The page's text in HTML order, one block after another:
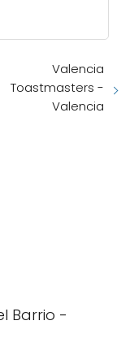
Valencia
Toastmasters -
Valencia
Barrio -